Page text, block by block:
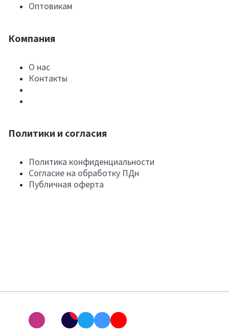
Оптовикам
Компания
О нас
Контакты
Политики и согласия
Политика конфиденциальности
Согласие на обработку ПДн
Публичная оферта